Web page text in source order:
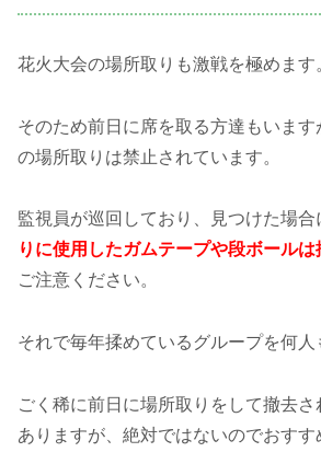
花火大会の場所取りも激戦を極めます
そのため前日に席を取る方達もいます
の場所取りは禁止されています。
監視員が巡回しており、見つけた場合
りに使用したガムテープや段ボール
ご注意ください。
それで毎年揉めているグループを何人
ごく稀に前日に場所取りをして撤去
ありますが、絶対ではないのでおすす